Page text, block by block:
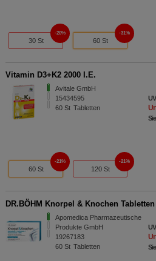
30 St
20%
60 St
31%
Vitamin D3+K2 2000 I.E.
Avitale GmbH
15434595
60 St Tabletten
60 St
21%
120 St
21%
DR.BÖHM Knorpel & Knochen Tabletten
Apomedica Pharmazeutische
Produkte GmbH
19267183
60 St Tabletten